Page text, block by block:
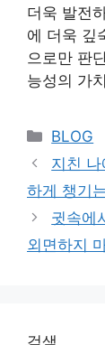
더욱 발전
에 더욱 깊
으로만 판
능성의 가
BLOG
지친
하게 챙기
귓속에
외면하지
검색